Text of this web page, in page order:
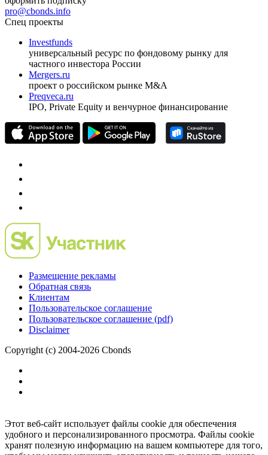
оформить подписку
pro@cbonds.info
Спец проекты
Investfunds
универсальный ресурс по фондовому рынку для
частного инвестора России
проект о российском рынке M&A
Preqveca.ru
Размещение рекламы
Обратная связь
Пользовательское соглашение
Copyright (c) 2004-2026 Cbonds